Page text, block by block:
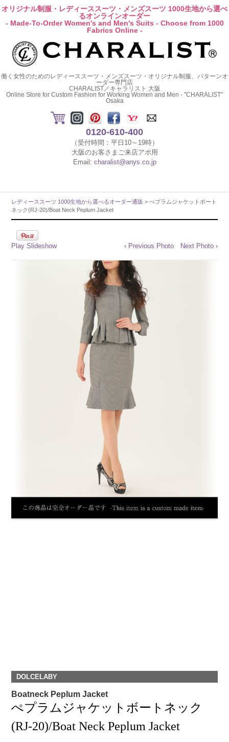
オリジナル制服・レディーススーツ・メンズスーツ 1000生地から選べ
るオンラインオーダー
- Made-To-Order Women's and Men's Suits - Choose from 1000
Fabrics Online -
働く女性のためのレディーススーツ・メンズスーツ・オリジナル制服、パターンオ
ーダー専門店
CHARALIST／キャラリスト 大阪
Online Store for Custom Fashion for Working Women and Men - "CHARALIST"
Osaka
0120-610-400
（受付時間：平日10～19時）
大阪のお客さまご来店アポ用
Email: charalist@anys.co.jp
レディーススーツ 1000生地から選べるオーダー通販 > ぺプラムジャケットボート
ネック(RJ-20)/Boat Neck Peplum Jacket
Play Slideshow ‹ Previous Photo Next Photo ›
DOLCELABY
Boatneck Peplum Jacket
ぺプラムジャケットボートネック
(RJ-20)/Boat Neck Peplum Jacket